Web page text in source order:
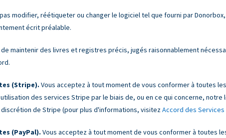
modifier, réétiqueter ou changer le logiciel tel que fourni par
écrit préalable.
maintenir des livres et registres précis, jugés raisonnablement
(Stripe). Vous acceptez à tout moment de vous conformer à toutes
des services Stripe par le biais de, ou en ce qui concerne, notre
de Stripe (pour plus d'informations, visitezAccord des
(PayPal). Vous acceptez à tout moment de vous conformer à toutes